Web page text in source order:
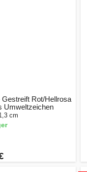
Rot/Hellrosa
Umweltzeichen
cm